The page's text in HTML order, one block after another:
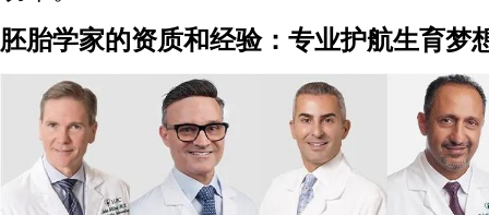
胚胎学家的资质和经验：专业护航生育梦